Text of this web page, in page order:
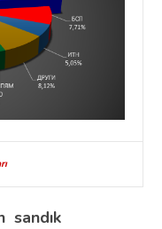
sandık